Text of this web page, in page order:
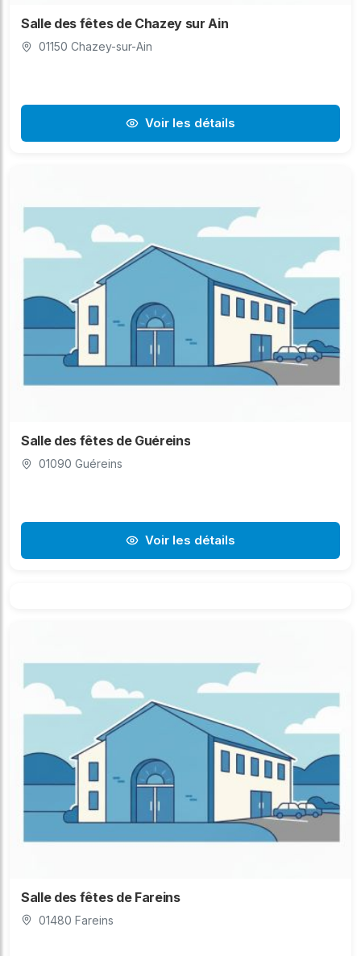
Salle des fêtes de Chazey sur Ain
01150 Chazey-sur-Ain
Voir les détails
Salle des fêtes de Guéreins
01090 Guéreins
Voir les détails
Salle des fêtes de Fareins
01480 Fareins